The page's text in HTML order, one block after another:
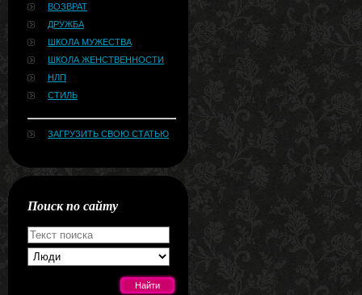
ВОЗВРАТ
ДРУЖБА
ШКОЛА МУЖЕСТВА
ШКОЛА ЖЕНСТВЕННОСТИ
НЛП
СТИЛЬ
ЗАГРУЗИТЬ СВОЮ СТАТЬЮ
Поиск по сайту